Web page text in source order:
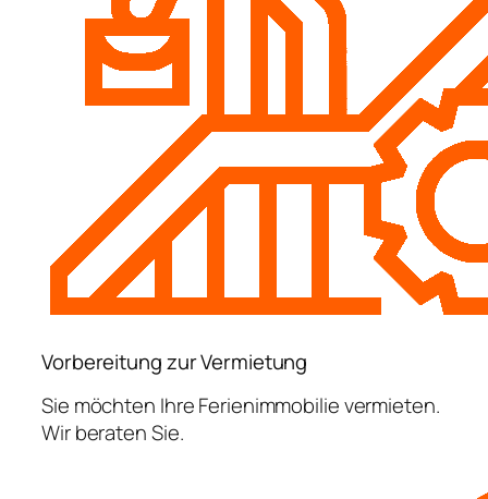
Vorbereitung zur Vermietung
Sie möchten Ihre Ferienimmobilie vermieten.
Wir beraten Sie.